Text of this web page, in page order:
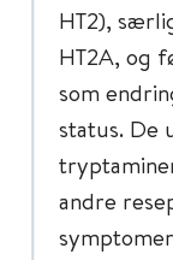
HT2),
HT2A, og
som
status. De
andre